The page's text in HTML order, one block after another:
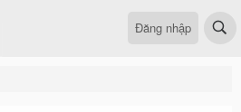
Đăng nhập